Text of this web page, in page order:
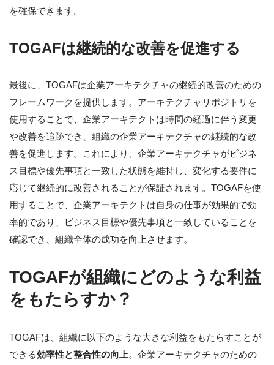
を確保できます。
TOGAFは継続的な改善を促進する
最後に、TOGAFは企業アーキテクチャの継続的改善のための
フレームワークを提供します。アーキテクチャリポジトリを
使用することで、企業アーキテクトは時間の経過に伴う変更
や改善を追跡でき、組織の企業アーキテクチャの継続的な改
善を促進します。これにより、企業アーキテクチャがビジネ
ス目標や優先事項と一致した状態を維持し、変化する要件に
応じて継続的に改善されることが保証されます。TOGAFを使
用することで、企業アーキテクトは自身の仕事が効果的で効
率的であり、ビジネス目標や優先事項と一致していることを
確認でき、組織全体の成功を向上させます。
TOGAFが組織にどのような利益
をもたらすか？
TOGAFは、組織に以下のような大きな利益をもたらすことが
できる効率性と整合性の向上。企業アーキテクチャのための